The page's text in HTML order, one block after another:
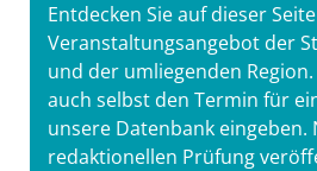
Entdecken Sie auf dieser
Veranstaltungsangebot der
und der umliegenden
auch selbst den Termin für
unsere Datenbank eingeben.
redaktionellen Prüfung